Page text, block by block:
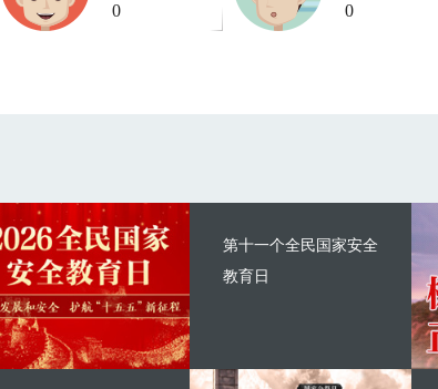
0 0
第十一个全民国家安全
教育日